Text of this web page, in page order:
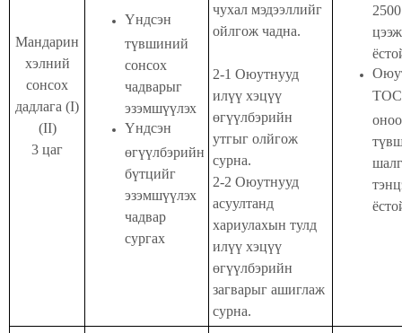
Мандарин
хэлний
сонсох
дадлага (I)
(II)
3 цаг
Үндсэн
түвшиний
сонсох
чадварыг
эзэмшүүлэх
Үндсэн
өгүүлбэрийн
бүтцийг
эзэмшүүлэх
чадвар
сургах
чухал мэдээллийг
ойлгож чадна.
2-1 Оюутнууд
илүү хэцүү
өгүүлбэрийн
утгыг олйгож
сурна.
2-2 Оюутнууд
асуултанд
хариулахын тулд
илүү хэцүү
өгүүлбэрийн
загварыг ашиглаж
сурна.